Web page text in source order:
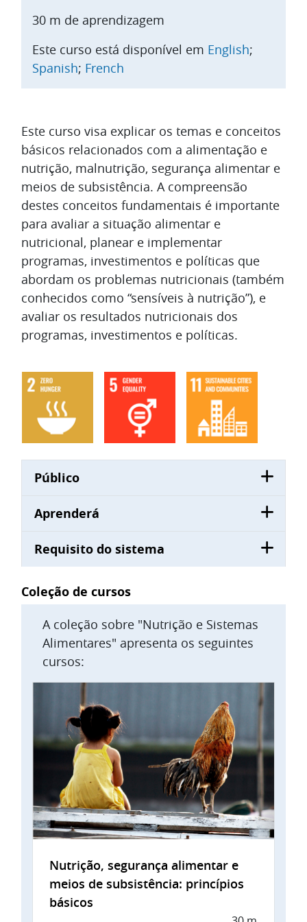
Lista de tópicos
Este curso visa explicar os temas e conceitos
básicos relacionados com a alimentação e
nutrição, malnutrição, segurança alimentar e
meios de subsistência. A compreensão
destes conceitos fundamentais é importante
para avaliar a situação alimentar e
nutricional, planear e implementar
programas, investimentos e políticas que
abordam os problemas nutricionais (também
conhecidos como “sensíveis à nutrição”), e
avaliar os resultados nutricionais dos
programas, investimentos e políticas.
Público
Aprenderá
Requisito do sistema
Blocos
Coleção de cursos
A coleção sobre "Nutrição e Sistemas
Alimentares" apresenta os seguintes
cursos:
Nutrição, segurança alimentar e
meios de subsistência: princípios
básicos
30 m de aprendizagem
Este curso está disponível em English;
Spanish; French